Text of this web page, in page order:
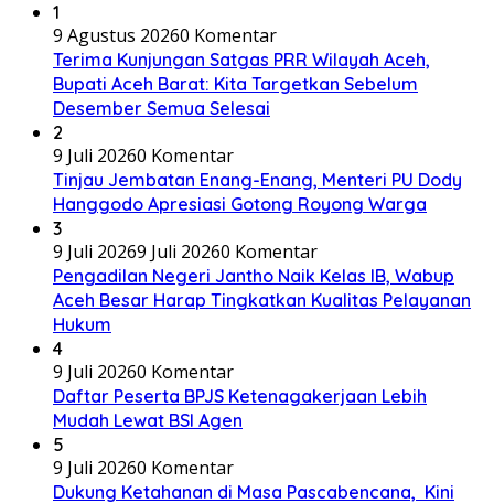
1
9 Agustus 20260 Komentar
Terima Kunjungan Satgas PRR Wilayah Aceh,
Bupati Aceh Barat: Kita Targetkan Sebelum
Desember Semua Selesai
2
9 Juli 20260 Komentar
Tinjau Jembatan Enang-Enang, Menteri PU Dody
Hanggodo Apresiasi Gotong Royong Warga
3
9 Juli 20269 Juli 20260 Komentar
Pengadilan Negeri Jantho Naik Kelas IB, Wabup
Aceh Besar Harap Tingkatkan Kualitas Pelayanan
Hukum
4
9 Juli 20260 Komentar
Daftar Peserta BPJS Ketenagakerjaan Lebih
Mudah Lewat BSI Agen
5
9 Juli 20260 Komentar
Dukung Ketahanan di Masa Pascabencana, Kini